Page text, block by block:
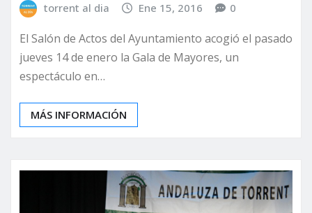
torrent al dia Ene 15, 2016 0
El Salón de Actos del Ayuntamiento acogió el pasado
jueves 14 de enero la Gala de Mayores, un
espectáculo en…
MÁS INFORMACIÓN